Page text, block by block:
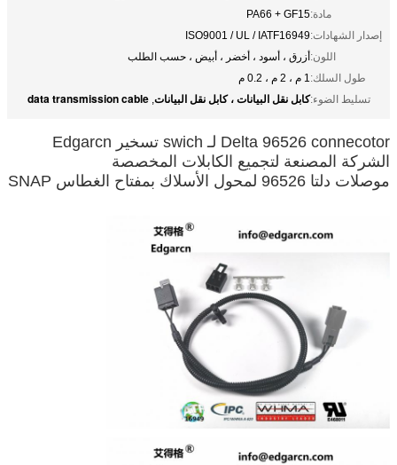
مادة:PA66 + GF15
إصدار الشهادات:ISO9001 / UL / IATF16949
اللون:أزرق ، أسود ، أخضر ، أبيض ، حسب الطلب
طول السلك:1 م ، 2 م ، 0.2 م
تسليط الضوء:كابل نقل البيانات ، كابل نقل البيانات,
data transmission cable
Delta 96526 connecotor لـ swich تسخير Edgarcn
الشركة المصنعة لتجميع الكابلات المخصصة
موصلات دلتا 96526 لمحول الأسلاك بمفتاح الغطاس SNAP